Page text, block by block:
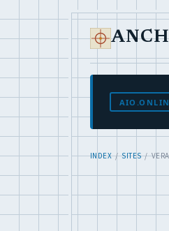
INDEX/SITES/